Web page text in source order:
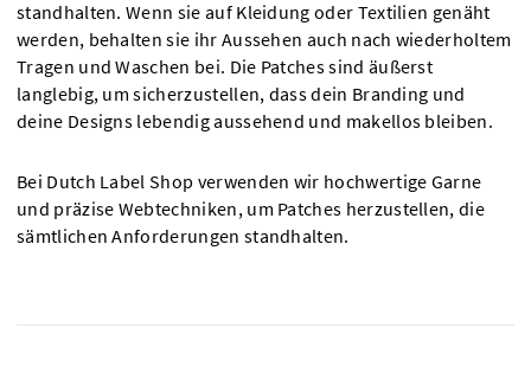
standhalten. Wenn sie auf Kleidung oder Textilien genäht
werden, behalten sie ihr Aussehen auch nach wiederholtem
Tragen und Waschen bei. Die Patches sind äußerst
langlebig, um sicherzustellen, dass dein Branding und
deine Designs lebendig aussehend und makellos bleiben.
Bei Dutch Label Shop verwenden wir hochwertige Garne
und präzise Webtechniken, um Patches herzustellen, die
sämtlichen Anforderungen standhalten.